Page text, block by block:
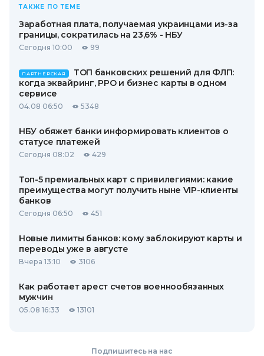
ТАКЖЕ ПО ТЕМЕ
Заработная плата, получаемая украинцами из-за
границы, сократилась на 23,6% - НБУ
Сегодня 10:00 99
ПАРТНЕРСКАЯ
ТОП банковских решений для ФЛП:
когда эквайринг, РРО и бизнес карты в одном
сервисе
04.08 06:50 5348
НБУ обяжет банки информировать клиентов о
статусе платежей
Сегодня 08:02 429
Топ-5 премиальных карт с привилегиями: какие
преимущества могут получить ныне VIP-клиенты
банков
Сегодня 06:50 451
Новые лимиты банков: кому заблокируют карты и
переводы уже в августе
Вчера 13:10 3106
Как работает арест счетов военнообязанных
мужчин
05.08 16:33 13101
Подпишитесь на нас